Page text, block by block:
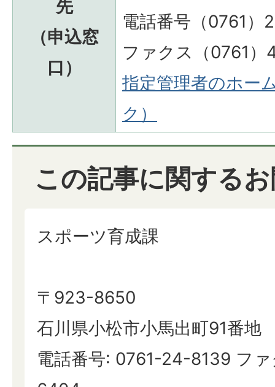
先
（申込窓
口）
電話番号（0761）
ファクス（0761
指定管理者のホー
ク）
この記事に関する
スポーツ育成課
〒923-8650
石川県小松市小馬出町91番地
電話番号: 0761-24-8139 フ